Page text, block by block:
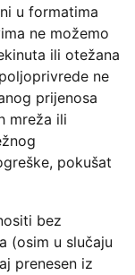
u formatima
ne možemo
ili otežana
ne
prijenosa
mreža ili
pokušat
bez
(osim u slučaju
prenesen iz